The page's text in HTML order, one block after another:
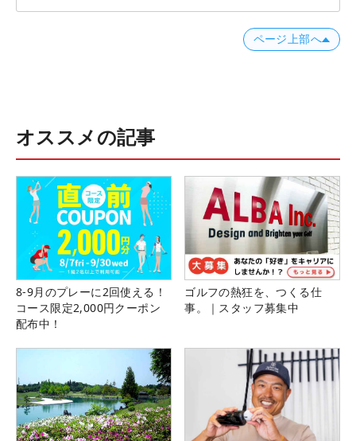
ページ上部へ
オススメの記事
8-9月のプレーに2回使える！
コース限定2,000円クーポン
配布中！
ゴルフの熱狂を、つくる仕
事。｜スタッフ募集中